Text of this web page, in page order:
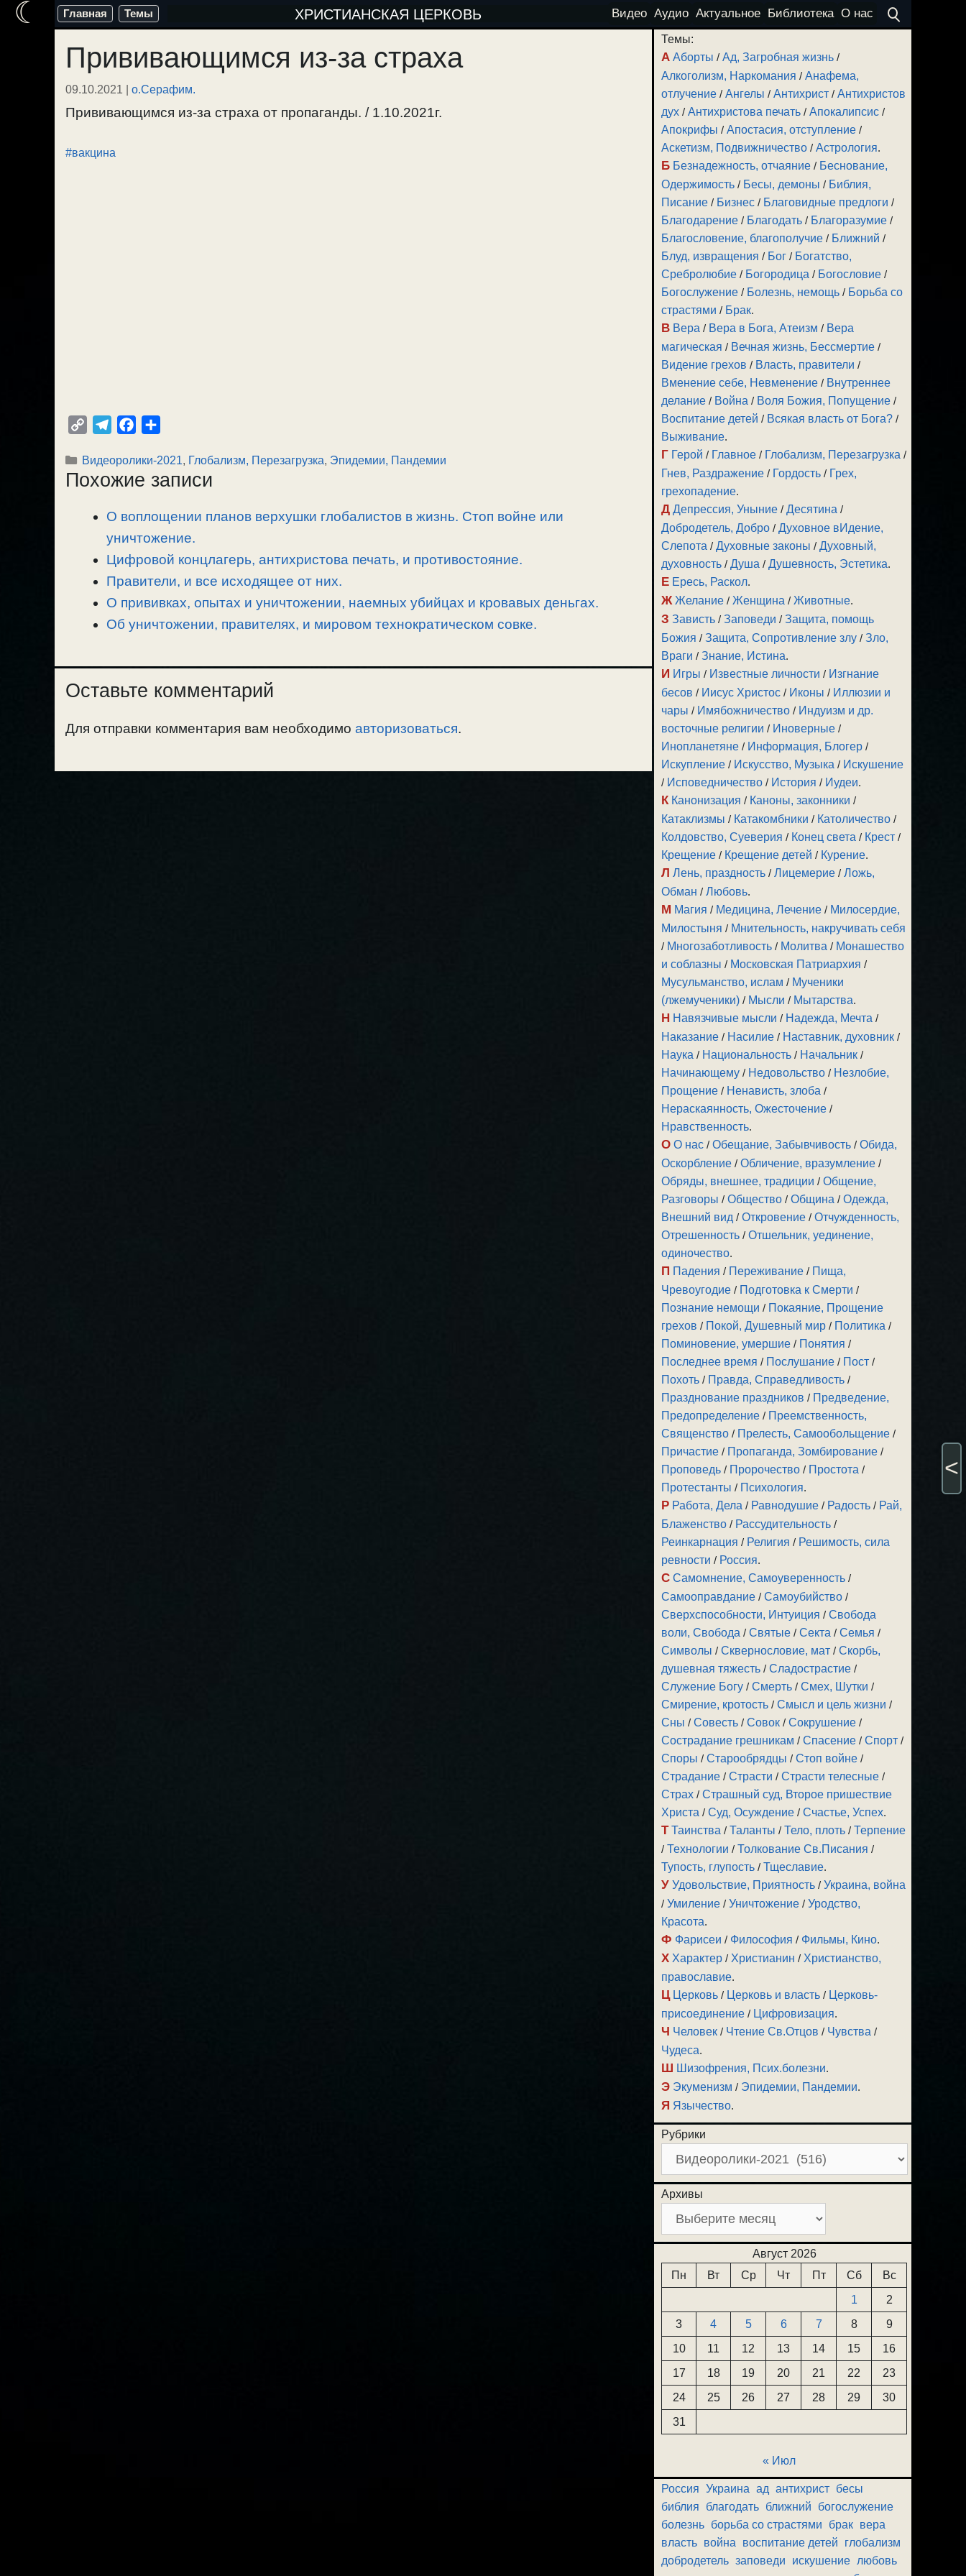
Перейти
содержимому
Главная Темы ХРИСТИАНСКАЯ ЦЕРКОВЬ Видео Аудио Актуальное Библиотека О нас
Прививающимся из-за страха
09.10.2021 | о.Серафим.
Прививающимся из-за страха от пропаганды. / 1.10.2021г.
#вакцина
p
y
l
e
r
a
m
c
e
o
o
k
п
р
в
и
т
Рубрики
Видеоролики-2021, Глобализм, Перезагрузка, Эпидемии, Пандемии
Похожие записи
О воплощении планов верхушки глобалистов в жизнь. Стоп войне или
уничтожение.
Цифровой концлагерь, антихристова печать, и противостояние.
Правители, и все исходящее от них.
О прививках, опытах и уничтожении, наемных убийцах и кровавых деньгах.
Об уничтожении, правителях, и мировом технократическом совке.
Оставьте комментарий
Для отправки комментария вам необходимо авторизоваться.
Темы:
А Аборты /Ад, Загробная жизнь /
Алкоголизм, Наркомания /Анафема,
отлучение /Ангелы /Антихрист /Антихристов
дух /Антихристова печать /Апокалипсис /
Апокрифы /Апостасия, отступление /
Аскетизм, Подвижничество /Астрология.
Б Безнадежность, отчаяние / Беснование,
Одержимость / Бесы, демоны / Библия,
Писание / Бизнес / Благовидные предлоги /
Благодарение / Благодать / Благоразумие /
Благословение, благополучие / Ближний /
Блуд, извращения / Бог / Богатство,
Сребролюбие / Богородица / Богословие /
Богослужение / Болезнь, немощь / Борьба со
страстями / Брак.
В Вера / Вера в Бога, Атеизм / Вера
магическая / Вечная жизнь, Бессмертие /
Видение грехов / Власть, правители /
Вменение себе, Невменение / Внутреннее
делание / Война / Воля Божия, Попущение /
Воспитание детей / Всякая власть от Бога? /
Выживание.
Г Герой / Главное / Глобализм, Перезагрузка /
Гнев, Раздражение / Гордость / Грех,
грехопадение.
Д Депрессия, Уныние /Десятина /
Добродетель, Добро /Духовное вИдение,
Слепота /Духовные законы /Духовный,
духовность /Душа /Душевность, Эстетика.
Е Ересь, Раскол.
Ж Желание /Женщина /Животные.
З Зависть /Заповеди /Защита, помощь
Божия /Защита, Сопротивление злу /Зло,
Враги /Знание, Истина.
И Игры / Известные личности / Изгнание
бесов / Иисус Христос / Иконы / Иллюзии и
чары / Имябожничество / Индуизм и др.
восточные религии / Иноверные /
Инопланетяне / Информация, Блогер /
Искупление / Искусство, Музыка / Искушение
/ Исповедничество / История / Иудеи.
К Канонизация / Каноны, законники /
Катаклизмы / Катакомбники / Католичество /
Колдовство, Суеверия / Конец света / Крест /
Крещение / Крещение детей / Курение.
Л Лень, праздность /Лицемерие /Ложь,
Обман /Любовь.
М Магия / Медицина, Лечение / Милосердие,
Милостыня / Мнительность, накручивать себя
/ Многозаботливость / Молитва / Монашество
и соблазны / Московская Патриархия /
Мусульманство, ислам / Мученики
(лжемученики) / Мысли / Мытарства.
Н Навязчивые мысли / Надежда, Мечта /
Наказание / Насилие / Наставник, духовник /
Наука / Национальность / Начальник /
Начинающему / Недовольство / Незлобие,
Прощение / Ненависть, злоба /
Нераскаянность, Ожесточение /
Нравственность.
О О нас /Обещание, Забывчивость /Обида,
Оскорбление /Обличение, вразумление /
Обряды, внешнее, традиции /Общение,
Разговоры /Общество /Община /Одежда,
Внешний вид /Откровение /Отчужденность,
Отрешенность /Отшельник, уединение,
одиночество.
П Падения / Переживание / Пища,
Чревоугодие / Подготовка к Смерти /
Познание немощи / Покаяние, Прощение
грехов / Покой, Душевный мир / Политика /
Поминовение, умершие / Понятия /
Последнее время / Послушание / Пост /
Похоть / Правда, Справедливость /
Празднование праздников / Предведение,
Предопределение / Преемственность,
Священство / Прелесть, Самообольщение /
Причастие / Пропаганда, Зомбирование /
Проповедь / Пророчество / Простота /
Протестанты / Психология.
Р Работа, Дела / Равнодушие / Радость / Рай,
Блаженство / Рассудительность /
Реинкарнация / Религия / Решимость, сила
ревности / Россия.
С Самомнение, Самоуверенность /
Самооправдание /Самоубийство /
Сверхспособности, Интуиция /Свобода
воли, Свобода /Святые /Секта /Семья /
Символы /Сквернословие, мат /Скорбь,
душевная тяжесть /Сладострастие /
Служение Богу /Смерть /Смех, Шутки /
Смирение, кротость /Смысл и цель жизни /
Сны /Совесть /Совок /Сокрушение /
Сострадание грешникам /Спасение /Спорт /
Споры /Старообрядцы /Стоп войне /
Страдание /Страсти /Страсти телесные /
Страх /Страшный суд, Второе пришествие
Христа /Суд, Осуждение /Счастье, Успех.
Т Таинства /Таланты /Тело, плоть /Терпение
/Технологии /Толкование Св.Писания /
Тупость, глупость /Тщеславие.
У Удовольствие, Приятность /Украина, война
/Умиление /Уничтожение /Уродство,
Красота.
Ф Фарисеи / Философия / Фильмы, Кино.
Х Характер / Христианин / Христианство,
православие.
Ц Церковь / Церковь и власть / Церковь-
присоединение / Цифровизация.
Ч Человек / Чтение Св.Отцов / Чувства /
Чудеса.
Ш Шизофрения, Псих.болезни.
Э Экуменизм / Эпидемии, Пандемии.
Я Язычество.
Рубрики
Архивы
Август 2026
Пн
Вт Ср Чт Пт Сб
Вс
1
2
3
4 5 6 7 8
9
10
11 12 13 14 15
16
17
18 19 20 21 22
23
24
25 26 27 28 29
30
31
« Июл
Россия Украина ад антихрист бесы
библия
благодать ближний
богослужение
болезнь борьба со страстями брак вера
власть война воспитание детей
глобализм
добродетель заповеди искушение любовь
☾
<